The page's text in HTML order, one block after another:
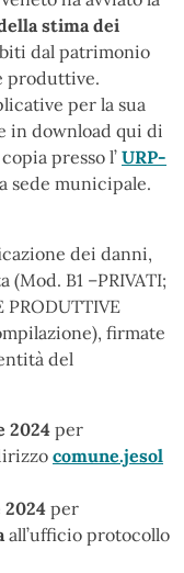
stima dei
dal patrimonio
produttive.
per la sua
in download qui di
presso l’ URP-
sede municipale.
dei danni,
B1 –PRIVATI;
PRODUTTIVE
firmate
del
2024 per
comune.jesol
per
all’ufficio protocollo